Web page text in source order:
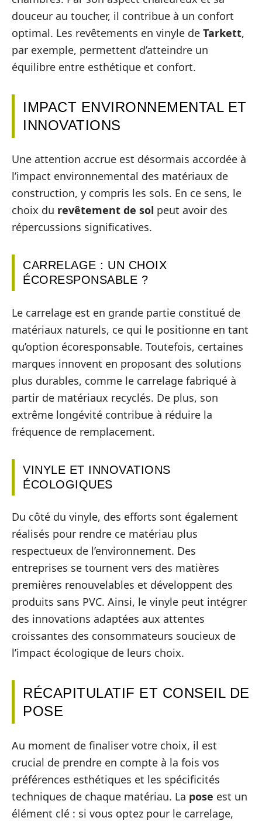
douceur au toucher, il contribue à un confort
optimal. Les revêtements en vinyle de Tarkett,
par exemple, permettent d’atteindre un
équilibre entre esthétique et confort.
IMPACT ENVIRONNEMENTAL ET
INNOVATIONS
Une attention accrue est désormais accordée à
l’impact environnemental des matériaux de
construction, y compris les sols. En ce sens, le
choix du revêtement de sol peut avoir des
répercussions significatives.
CARRELAGE : UN CHOIX
ÉCORESPONSABLE ?
Le carrelage est en grande partie constitué de
matériaux naturels, ce qui le positionne en tant
qu’option écoresponsable. Toutefois, certaines
marques innovent en proposant des solutions
plus durables, comme le carrelage fabriqué à
partir de matériaux recyclés. De plus, son
extrême longévité contribue à réduire la
fréquence de remplacement.
VINYLE ET INNOVATIONS
ÉCOLOGIQUES
Du côté du vinyle, des efforts sont également
réalisés pour rendre ce matériau plus
respectueux de l’environnement. Des
entreprises se tournent vers des matières
premières renouvelables et développent des
produits sans PVC. Ainsi, le vinyle peut intégrer
des innovations adaptées aux attentes
croissantes des consommateurs soucieux de
l’impact écologique de leurs choix.
RÉCAPITULATIF ET CONSEIL DE
POSE
Au moment de finaliser votre choix, il est
crucial de prendre en compte à la fois vos
préférences esthétiques et les spécificités
techniques de chaque matériau. La pose est un
élément clé : si vous optez pour le carrelage,